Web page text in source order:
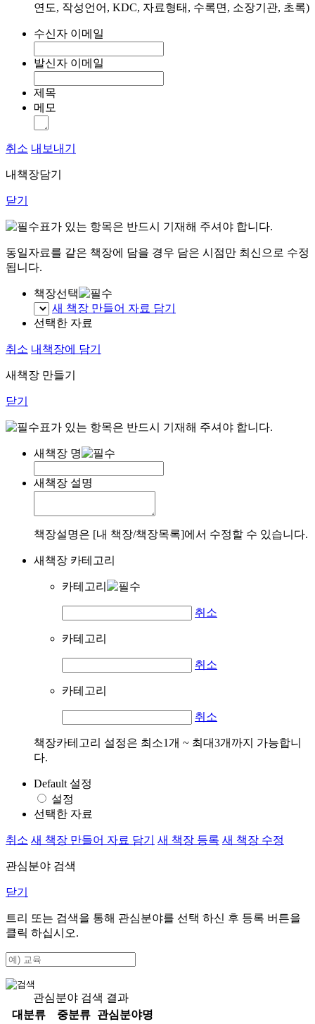
연도, 작성언어, KDC, 자료형태, 수록면, 소장기관, 초록)
수신자 이메일
발신자 이메일
제목
메모
취소 내보내기
내책장담기
닫기
표가 있는 항목은 반드시 기재해 주셔야 합니다.
동일자료를 같은 책장에 담을 경우 담은 시점만 최신으로 수정
됩니다.
책장선택
새 책장 만들어 자료 담기
선택한 자료
취소 내책장에 담기
새책장 만들기
닫기
표가 있는 항목은 반드시 기재해 주셔야 합니다.
새책장 명
새책장 설명
책장설명은 [내 책장/책장목록]에서 수정할 수 있습니다.
새책장 카테고리
카테고리
취소
카테고리
취소
카테고리
취소
책장카테고리 설정은 최소1개 ~ 최대3개까지 가능합니
다.
Default 설정
설정
선택한 자료
취소 새 책장 만들어 자료 담기 새 책장 등록 새 책장 수정
관심분야 검색
닫기
트리 또는 검색을 통해 관심분야를 선택 하신 후 등록 버튼을
클릭 하십시오.
관심분야 검색 결과
대분류
중분류 관심분야명